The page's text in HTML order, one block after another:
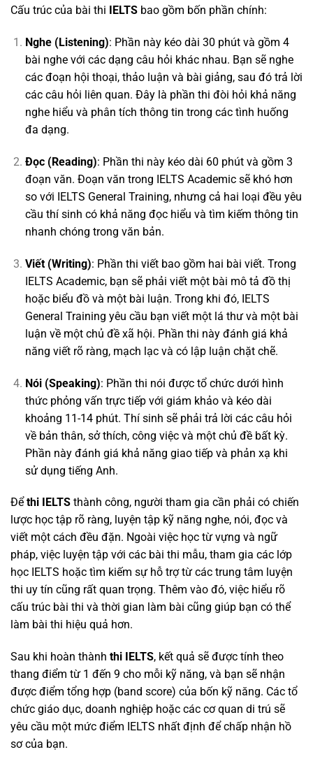
Cấu trúc của bài thi IELTS bao gồm bốn phần chính:
Nghe (Listening): Phần này kéo dài 30 phút và gồm 4
bài nghe với các dạng câu hỏi khác nhau. Bạn sẽ nghe
các đoạn hội thoại, thảo luận và bài giảng, sau đó trả lời
các câu hỏi liên quan. Đây là phần thi đòi hỏi khả năng
nghe hiểu và phân tích thông tin trong các tình huống
đa dạng.
Đọc (Reading): Phần thi này kéo dài 60 phút và gồm 3
đoạn văn. Đoạn văn trong IELTS Academic sẽ khó hơn
so với IELTS General Training, nhưng cả hai loại đều yêu
cầu thí sinh có khả năng đọc hiểu và tìm kiếm thông tin
nhanh chóng trong văn bản.
Viết (Writing): Phần thi viết bao gồm hai bài viết. Trong
IELTS Academic, bạn sẽ phải viết một bài mô tả đồ thị
hoặc biểu đồ và một bài luận. Trong khi đó, IELTS
General Training yêu cầu bạn viết một lá thư và một bài
luận về một chủ đề xã hội. Phần thi này đánh giá khả
năng viết rõ ràng, mạch lạc và có lập luận chặt chẽ.
Nói (Speaking): Phần thi nói được tổ chức dưới hình
thức phỏng vấn trực tiếp với giám khảo và kéo dài
khoảng 11-14 phút. Thí sinh sẽ phải trả lời các câu hỏi
về bản thân, sở thích, công việc và một chủ đề bất kỳ.
Phần này đánh giá khả năng giao tiếp và phản xạ khi
sử dụng tiếng Anh.
Để thi IELTS thành công, người tham gia cần phải có chiến
lược học tập rõ ràng, luyện tập kỹ năng nghe, nói, đọc và
viết một cách đều đặn. Ngoài việc học từ vựng và ngữ
pháp, việc luyện tập với các bài thi mẫu, tham gia các lớp
học IELTS hoặc tìm kiếm sự hỗ trợ từ các trung tâm luyện
thi uy tín cũng rất quan trọng. Thêm vào đó, việc hiểu rõ
cấu trúc bài thi và thời gian làm bài cũng giúp bạn có thể
làm bài thi hiệu quả hơn.
Sau khi hoàn thành thi IELTS, kết quả sẽ được tính theo
thang điểm từ 1 đến 9 cho mỗi kỹ năng, và bạn sẽ nhận
được điểm tổng hợp (band score) của bốn kỹ năng. Các tổ
chức giáo dục, doanh nghiệp hoặc các cơ quan di trú sẽ
yêu cầu một mức điểm IELTS nhất định để chấp nhận hồ
sơ của bạn.